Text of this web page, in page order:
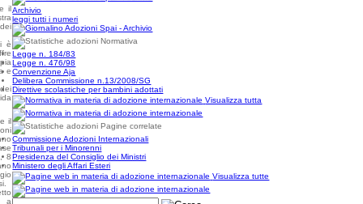
il
è
e
il
8
a
Archivio
leggi tutti i numeri
Normativa
Legge n. 184/83
Legge n. 476/98
Convenzione Aja
Delibera Commissione n.13/2008/SG
Direttive scolastiche per bambini adottati
Visualizza tutta
Pagine correlate
Commissione Adozioni Internazionali
Tribunali per i Minorenni
Presidenza del Consiglio dei Ministri
Ministero degli Affari Esteri
Visualizza tutte